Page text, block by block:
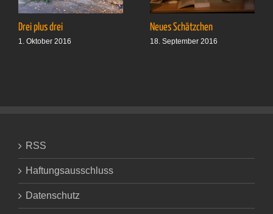
Drei plus drei
1. Oktober 2016
Neues Schätzchen
18. September 2016
RSS
Haftungsausschluss
Datenschutz